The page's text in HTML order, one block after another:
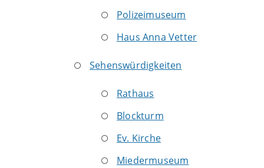
Polizeimuseum
Haus Anna Vetter
Sehenswürdigkeiten
Rathaus
Blockturm
Ev. Kirche
Miedermuseum